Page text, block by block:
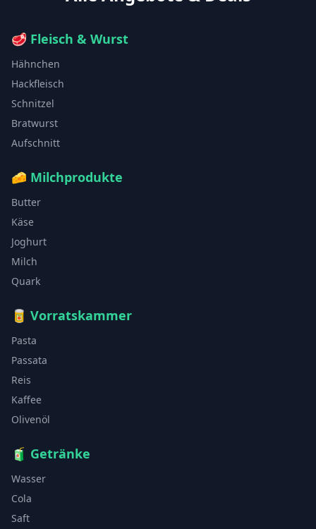
🥩 Fleisch & Wurst
Hähnchen
Hackfleisch
Schnitzel
Bratwurst
Aufschnitt
🧀 Milchprodukte
Butter
Käse
Joghurt
Milch
Quark
🥫 Vorratskammer
Pasta
Passata
Reis
Kaffee
Olivenöl
🧃 Getränke
Wasser
Cola
Saft